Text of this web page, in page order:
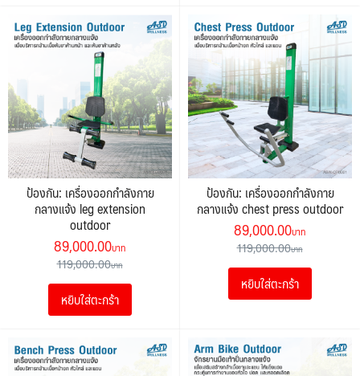
ป้องกัน: เครื่องออกกำลังกาย
กลางแจ้ง leg extension
outdoor
119,000.00
Original
price
was:
119,000.00฿.
89,000.00
is:
หยิบใส่ตะกร้า
ป้องกัน: เครื่องออกกำลังกาย
กลางแจ้ง chest press outdoor
119,000.00
Original
price
was:
119,000.00฿.
89,000.00
is:
หยิบใส่ตะกร้า